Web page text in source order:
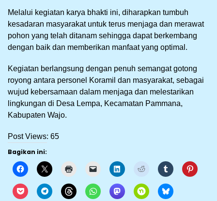
Melalui kegiatan karya bhakti ini, diharapkan tumbuh
kesadaran masyarakat untuk terus menjaga dan merawat
pohon yang telah ditanam sehingga dapat berkembang
dengan baik dan memberikan manfaat yang optimal.
Kegiatan berlangsung dengan penuh semangat gotong
royong antara personel Koramil dan masyarakat, sebagai
wujud kebersamaan dalam menjaga dan melestarikan
lingkungan di Desa Lempa, Kecamatan Pammana,
Kabupaten Wajo.
Post Views: 65
Bagikan ini: